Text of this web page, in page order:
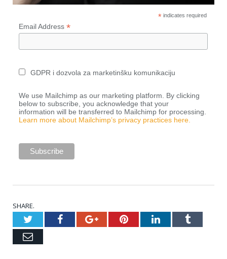
*indicates required
Email Address *
GDPR i dozvola za marketinšku komunikaciju
We use Mailchimp as our marketing platform. By clicking
below to subscribe, you acknowledge that your
information will be transferred to Mailchimp for processing.
Learn more about Mailchimp’s privacy practices here.
SHARE.
TwitterFacebookGoogle+PinterestLinkedInTumblr
Email